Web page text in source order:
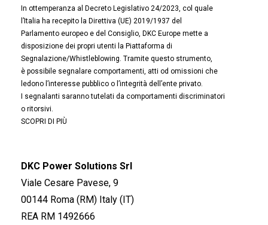
In ottemperanza al Decreto Legislativo 24/2023, col quale
l’Italia ha recepito la Direttiva (UE) 2019/1937 del
Parlamento europeo e del Consiglio, DKC Europe mette a
disposizione dei propri utenti la Piattaforma di
Segnalazione/Whistleblowing. Tramite questo strumento,
è possibile segnalare comportamenti, atti od omissioni che
ledono l’interesse pubblico o l’integrità dell’ente privato.
I segnalanti saranno tutelati da comportamenti discriminatori
o ritorsivi.
SCOPRI DI PIÙ
DKC Power Solutions Srl
Viale Cesare Pavese, 9
00144 Roma (RM) Italy (IT)
REA RM 1492666